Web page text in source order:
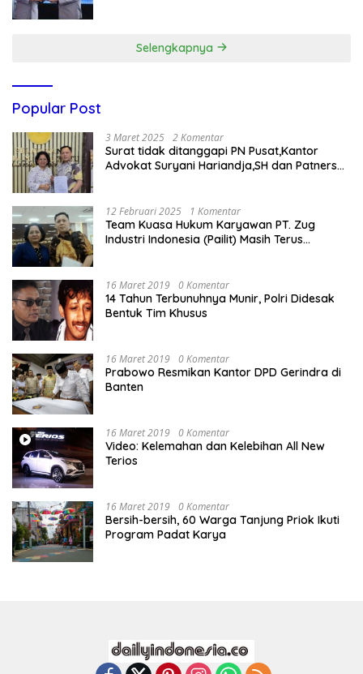
Selengkapnya
Popular Post
3 Maret 2025 2 Komentar
Surat tidak ditanggapi PN Pusat,Kantor
Advokat Suryani Hariandja,SH dan Patners
12 Februari 2025 1 Komentar
Team Kuasa Hukum Karyawan PT. Zug
Industri Indonesia (Pailit) Masih Terus
16 Maret 2019 0 Komentar
14 Tahun Terbunuhnya Munir, Polri Didesak
Bentuk Tim Khusus
16 Maret 2019 0 Komentar
Prabowo Resmikan Kantor DPD Gerindra di
Banten
16 Maret 2019 0 Komentar
Video: Kelemahan dan Kelebihan All New
Terios
16 Maret 2019 0 Komentar
Bersih-bersih, 60 Warga Tanjung Priok Ikuti
Program Padat Karya